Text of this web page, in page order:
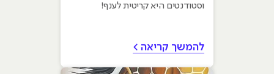
וסטודנטים היא קריטית לענף!
להמשך קריאה >